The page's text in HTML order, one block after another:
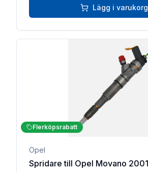
Lägg i varukorg
Flerköpsrabatt
Opel
Spridare till Opel Movano 2001/10-2010/12